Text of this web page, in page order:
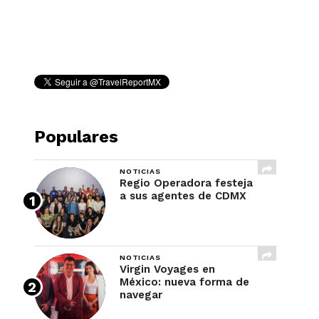
Populares
NOTICIAS
Regio Operadora festeja
a sus agentes de CDMX
NOTICIAS
Virgin Voyages en
México: nueva forma de
navegar